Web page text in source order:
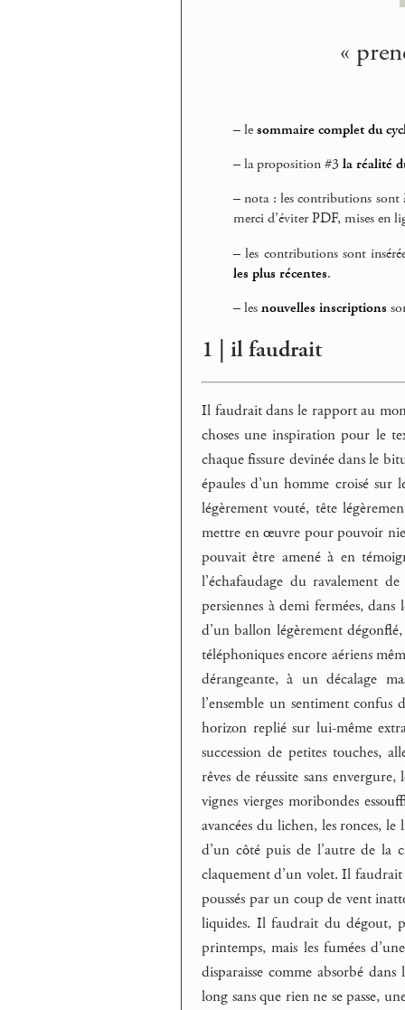
«
–lesommaire complet du
–la proposition #3 la réalité
–nota : les contributions sont
merci d’éviter PDF, mises en
– les contributions sont
les plus récentes.
–lesnouvelles inscriptions
1 | il faudrait
Il faudrait dans le rapport au
choses une inspiration pour le
chaque fissure devinée dans le
épaules d’un homme croisé sur
légèrement vouté, tête
mettre en œuvre pour pouvoir
pouvait être amené à en
l’échafaudage du ravalement
persiennes à demi fermées,
d’un ballon légèrement
téléphoniques encore aériens
dérangeante, à un décalage
l’ensemble un sentiment
horizon replié sur lui-même
succession de petites touches,
rêves de réussite sans
vignes vierges moribondes
avancées du lichen, les ronces,
d’un côté puis de l’autre de la
claquement d’un volet. Il faudrait
poussés par un coup de vent
liquides. Il faudrait du dégout,
printemps, mais les fumées
disparaisse comme absorbé
long sans que rien ne se passe,